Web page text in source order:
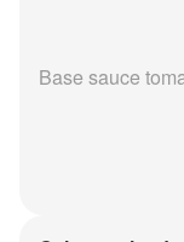
Base sauce